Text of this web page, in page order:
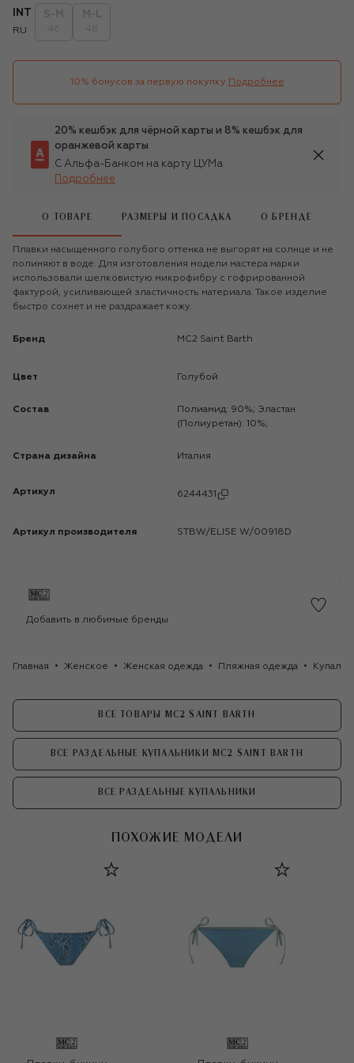
INT
RU
10% бонусов за первую покупку Подробнее
20% кешбэк для чёрной карты и 8% кешбэк для
оранжевой карты
С Альфа-Банком на карту ЦУМа
Подробнее
О ТОВАРЕ РАЗМЕРЫ И ПОСАДКА О БРЕНДЕ
Плавки насыщенного голубого оттенка не выгорят на солнце и не
полиняют в воде. Для изготовления модели мастера марки
использовали шелковистую микрофибру с гофрированной
фактурой, усиливающей эластичность материала. Такое изделие
быстро сохнет и не раздражает кожу.
Бренд MC2 Saint Barth
Цвет Голубой
Состав
Полиамид: 90%; Эластан
(Полиуретан): 10%;
Страна дизайна Италия
Артикул 6244431
Артикул производителя STBW/ELISE W/00918D
Добавить в любимые бренды
Главная Женское Женская одежда Пляжная одежда
ВСЕ ТОВАРЫ MC2 SAINT BARTH
ВСЕ РАЗДЕЛЬНЫЕ КУПАЛЬНИКИ MC2 SAINT BARTH
ВСЕ РАЗДЕЛЬНЫЕ КУПАЛЬНИКИ
ПОХОЖИЕ МОДЕЛИ